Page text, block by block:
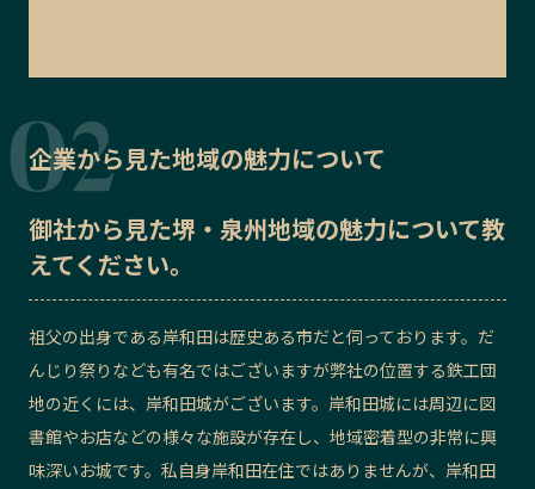
企業から見た地域の魅力について
御社から見た堺・泉州地域の魅力について教
えてください。
祖父の出身である岸和田は歴史ある市だと伺っております。だ
んじり祭りなども有名ではございますが弊社の位置する鉄工団
地の近くには、岸和田城がございます。岸和田城には周辺に図
書館やお店などの様々な施設が存在し、地域密着型の非常に興
味深いお城です。私自身岸和田在住ではありませんが、岸和田